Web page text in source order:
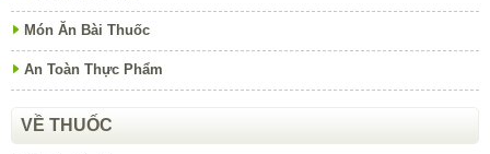
Món Ăn Bài Thuốc
An Toàn Thực Phẩm
VỀ THUỐC